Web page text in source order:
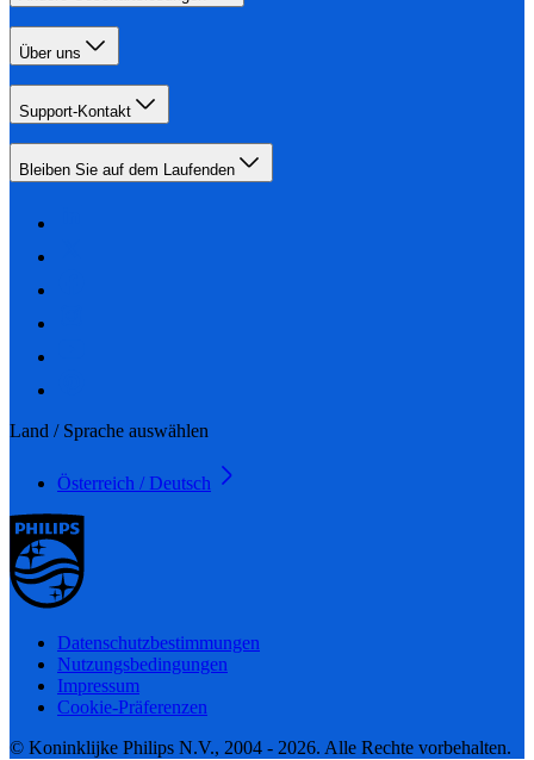
Über uns
Support-Kontakt
Bleiben Sie auf dem Laufenden
Land / Sprache auswählen
Österreich / Deutsch
Datenschutzbestimmungen
Nutzungsbedingungen
Impressum
Cookie-Präferenzen
© Koninklijke Philips N.V., 2004 - 2026. Alle Rechte vorbehalten.